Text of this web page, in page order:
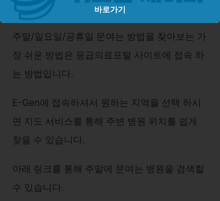
충북 단양군 일요일 문여는 병원 찾아보기
주말/일요일/공휴일 문여는 방법을 찾아보는 가
장 쉬운 방법은 응급의료포털 사이트에 접속 하
는 방법입니다.
E-Gen에 접속하셔서 원하는 지역을 선택 하시
면 지도 서비스를 통해 주변 병원 위치를 쉽게
찾을 수 있습니다.
아래 링크를 통해 주말에 문여는 병원을 검색할
수 있습니다.
바로가기